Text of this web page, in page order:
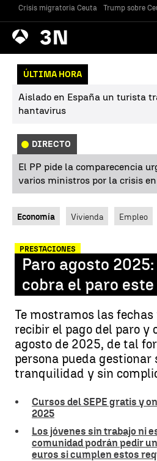
Crisis migratoria Ceuta Trump sobre
Antena
3 Noticias
ÚLTIMA HORA
Aislado en España un turista
hantavirus
DIRECTO
El PP pide la comparecencia
varios ministros por la crisis
Economía Vivienda Empleo
PRESTACIONES
Paro agosto
cobra el paro
Te mostramos las fechas
recibir el pago del paro y
agosto de 2025, de tal
persona pueda gestionar
tranquilidad y sin
Cursos del SEPE gratis y
2025
Los jóvenes sin trabajo ni
comunidad podrán pedir
euros si cumplen estos